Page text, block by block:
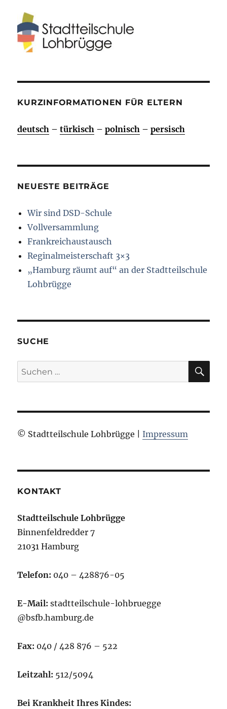
KURZINFORMATIONEN FÜR ELTERN
deutsch –türkisch –polnisch –persisch
NEUESTE BEITRÄGE
Wir sind DSD-Schule
Vollversammlung
Frankreichaustausch
Reginalmeisterschaft 3×3
„Hamburg räumt auf“ an der Stadtteilschule
Lohbrügge
SUCHE
Suchen
nach:
© Stadtteilschule Lohbrügge |Impressum
KONTAKT
Stadtteilschule Lohbrügge
Binnenfeldredder 7
21031 Hamburg
Telefon: 040 – 428876-05
E-Mail: stadtteilschule-lohbruegge
@bsfb.hamburg.de
Fax: 040 / 428 876 – 522
Leitzahl: 512/5094
Bei Krankheit Ihres Kindes: